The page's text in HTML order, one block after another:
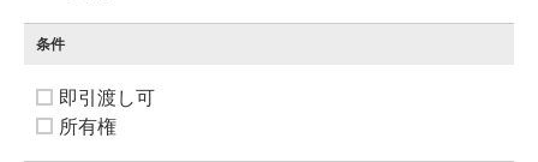
条件
即引渡し可
所有権